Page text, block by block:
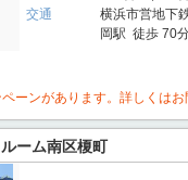
交通
横浜市営地下
岡駅 徒歩 70
ーンがあります。詳しくはお
ーム南区榎町